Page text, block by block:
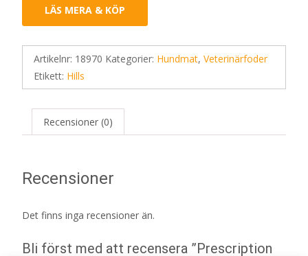
LÄS MERA & KÖP
Artikelnr: 18970 Kategorier: Hundmat, Veterinärfoder
Etikett: Hills
Recensioner (0)
Recensioner
Det finns inga recensioner än.
Bli först med att recensera ”Prescription